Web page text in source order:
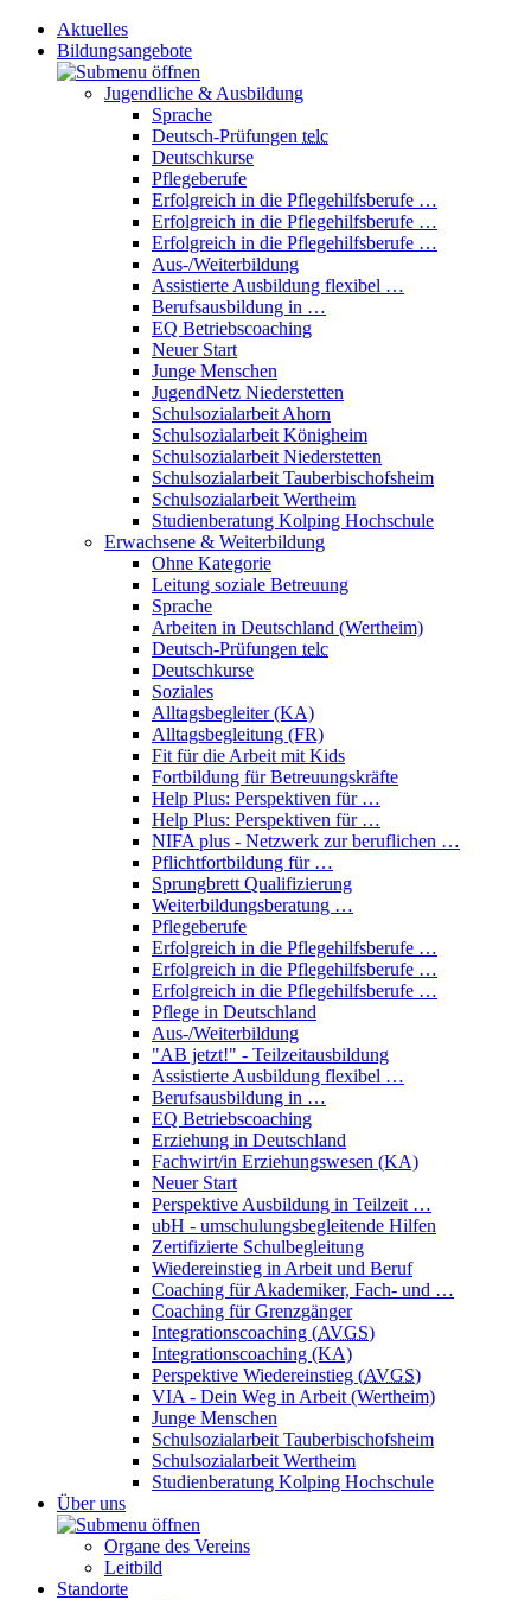
Aktuelles
Bildungsangebote
Jugendliche & Ausbildung
Sprache
Deutsch-Prüfungen telc
Deutschkurse
Pflegeberufe
Erfolgreich in die Pflegehilfsberufe …
Erfolgreich in die Pflegehilfsberufe …
Erfolgreich in die Pflegehilfsberufe …
Aus-/Weiterbildung
Assistierte Ausbildung flexibel …
Berufsausbildung in …
EQ Betriebscoaching
Neuer Start
Junge Menschen
JugendNetz Niederstetten
Schulsozialarbeit Ahorn
Schulsozialarbeit Königheim
Schulsozialarbeit Niederstetten
Schulsozialarbeit Tauberbischofsheim
Schulsozialarbeit Wertheim
Studienberatung Kolping Hochschule
Erwachsene & Weiterbildung
Ohne Kategorie
Leitung soziale Betreuung
Sprache
Arbeiten in Deutschland (Wertheim)
Deutsch-Prüfungen telc
Deutschkurse
Soziales
Alltagsbegleiter (KA)
Alltagsbegleitung (FR)
Fit für die Arbeit mit Kids
Fortbildung für Betreuungskräfte
Help Plus: Perspektiven für …
Help Plus: Perspektiven für …
NIFA plus - Netzwerk zur beruflichen …
Pflichtfortbildung für …
Sprungbrett Qualifizierung
Weiterbildungsberatung …
Pflegeberufe
Erfolgreich in die Pflegehilfsberufe …
Erfolgreich in die Pflegehilfsberufe …
Erfolgreich in die Pflegehilfsberufe …
Pflege in Deutschland
Aus-/Weiterbildung
"AB jetzt!" - Teilzeitausbildung
Assistierte Ausbildung flexibel …
Berufsausbildung in …
EQ Betriebscoaching
Erziehung in Deutschland
Fachwirt/in Erziehungswesen (KA)
Neuer Start
Perspektive Ausbildung in Teilzeit …
ubH - umschulungsbegleitende Hilfen
Zertifizierte Schulbegleitung
Wiedereinstieg in Arbeit und Beruf
Coaching für Akademiker, Fach- und …
Coaching für Grenzgänger
Integrationscoaching (AVGS)
Integrationscoaching (KA)
Perspektive Wiedereinstieg (AVGS)
VIA - Dein Weg in Arbeit (Wertheim)
Junge Menschen
Schulsozialarbeit Tauberbischofsheim
Schulsozialarbeit Wertheim
Studienberatung Kolping Hochschule
Über uns
Organe des Vereins
Leitbild
Standorte